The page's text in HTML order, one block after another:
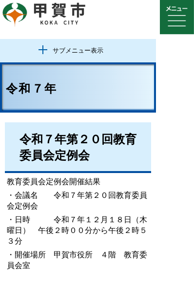
サブメニュー表示
令和７年
令和７年第２０回教育
委員会定例会
教育委員会定例会開催結果
・会議名 令和７年第２０回教育委員
会定例会
・日時 令和７年１２月１８日（木
曜日） 午後２時００分から午後２時５
３分
・開催場所 甲賀市役所 ４階 教育委
員会室